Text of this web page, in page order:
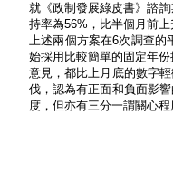
就《政制發展綠皮書》諮
持率為56%，比半個月前
上述兩個方案在6次調查的
始採用比較簡單的固定年
意見，都比上月底的數字
伐，認為有正面和負面影
度，但亦有三分一謂關心